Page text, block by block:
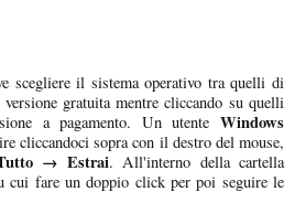
scegliere il sistema operativo tra quelli di
gratuita mentre cliccando su quelli
a pagamento. Un utente Windows
cliccandoci sopra con il destro del mouse,
→ Estrai. All'interno della cartella
cui fare un doppio click per poi seguire le